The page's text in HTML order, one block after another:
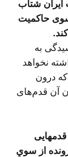
ايران شتاب
حاكميت
به
نخواهد
درون
آن قدم‌های
از سوي